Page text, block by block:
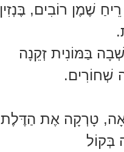
שֶׁמֶן רוֹבִים, בֶּנְזִין
בַּמּוֹנִית זְקֵנָה
שְׁחוֹרִים.
טָרְקָה אֶת הַדֶּלֶת
בְּקוֹל